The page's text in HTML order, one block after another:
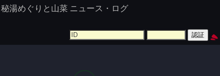
秘湯めぐりと山菜 ニュース・ログ